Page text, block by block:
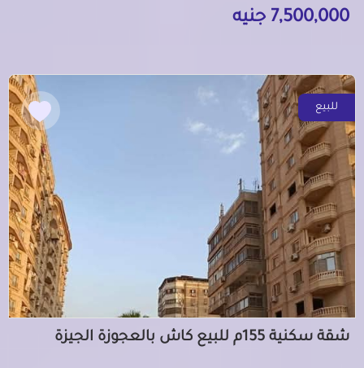
7,500,000 جنيه
للبيع
شقة سكنية 155م للبيع كاش بالعجوزة الجيزة